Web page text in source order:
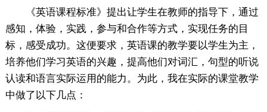
《英语课程标准》提出让学生在教师的指导下，通过
感知，体验，实践，参与和合作等方式，实现任务的目
标，感受成功。这便要求，英语课的教学要以学生为主，
培养他们学习英语的兴趣，提高他们对词汇，句型的听说
认读和语言实际运用的能力。为此，我在实际的课堂教学
中做了以下几点：